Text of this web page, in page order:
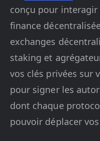
conçu pour
finance
exchanges
staking et
vos clés privées sur
pour signer les
dont chaque
pouvoir déplacer